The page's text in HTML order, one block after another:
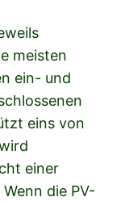
meisten
ein- und
eins von
einer
die PV-